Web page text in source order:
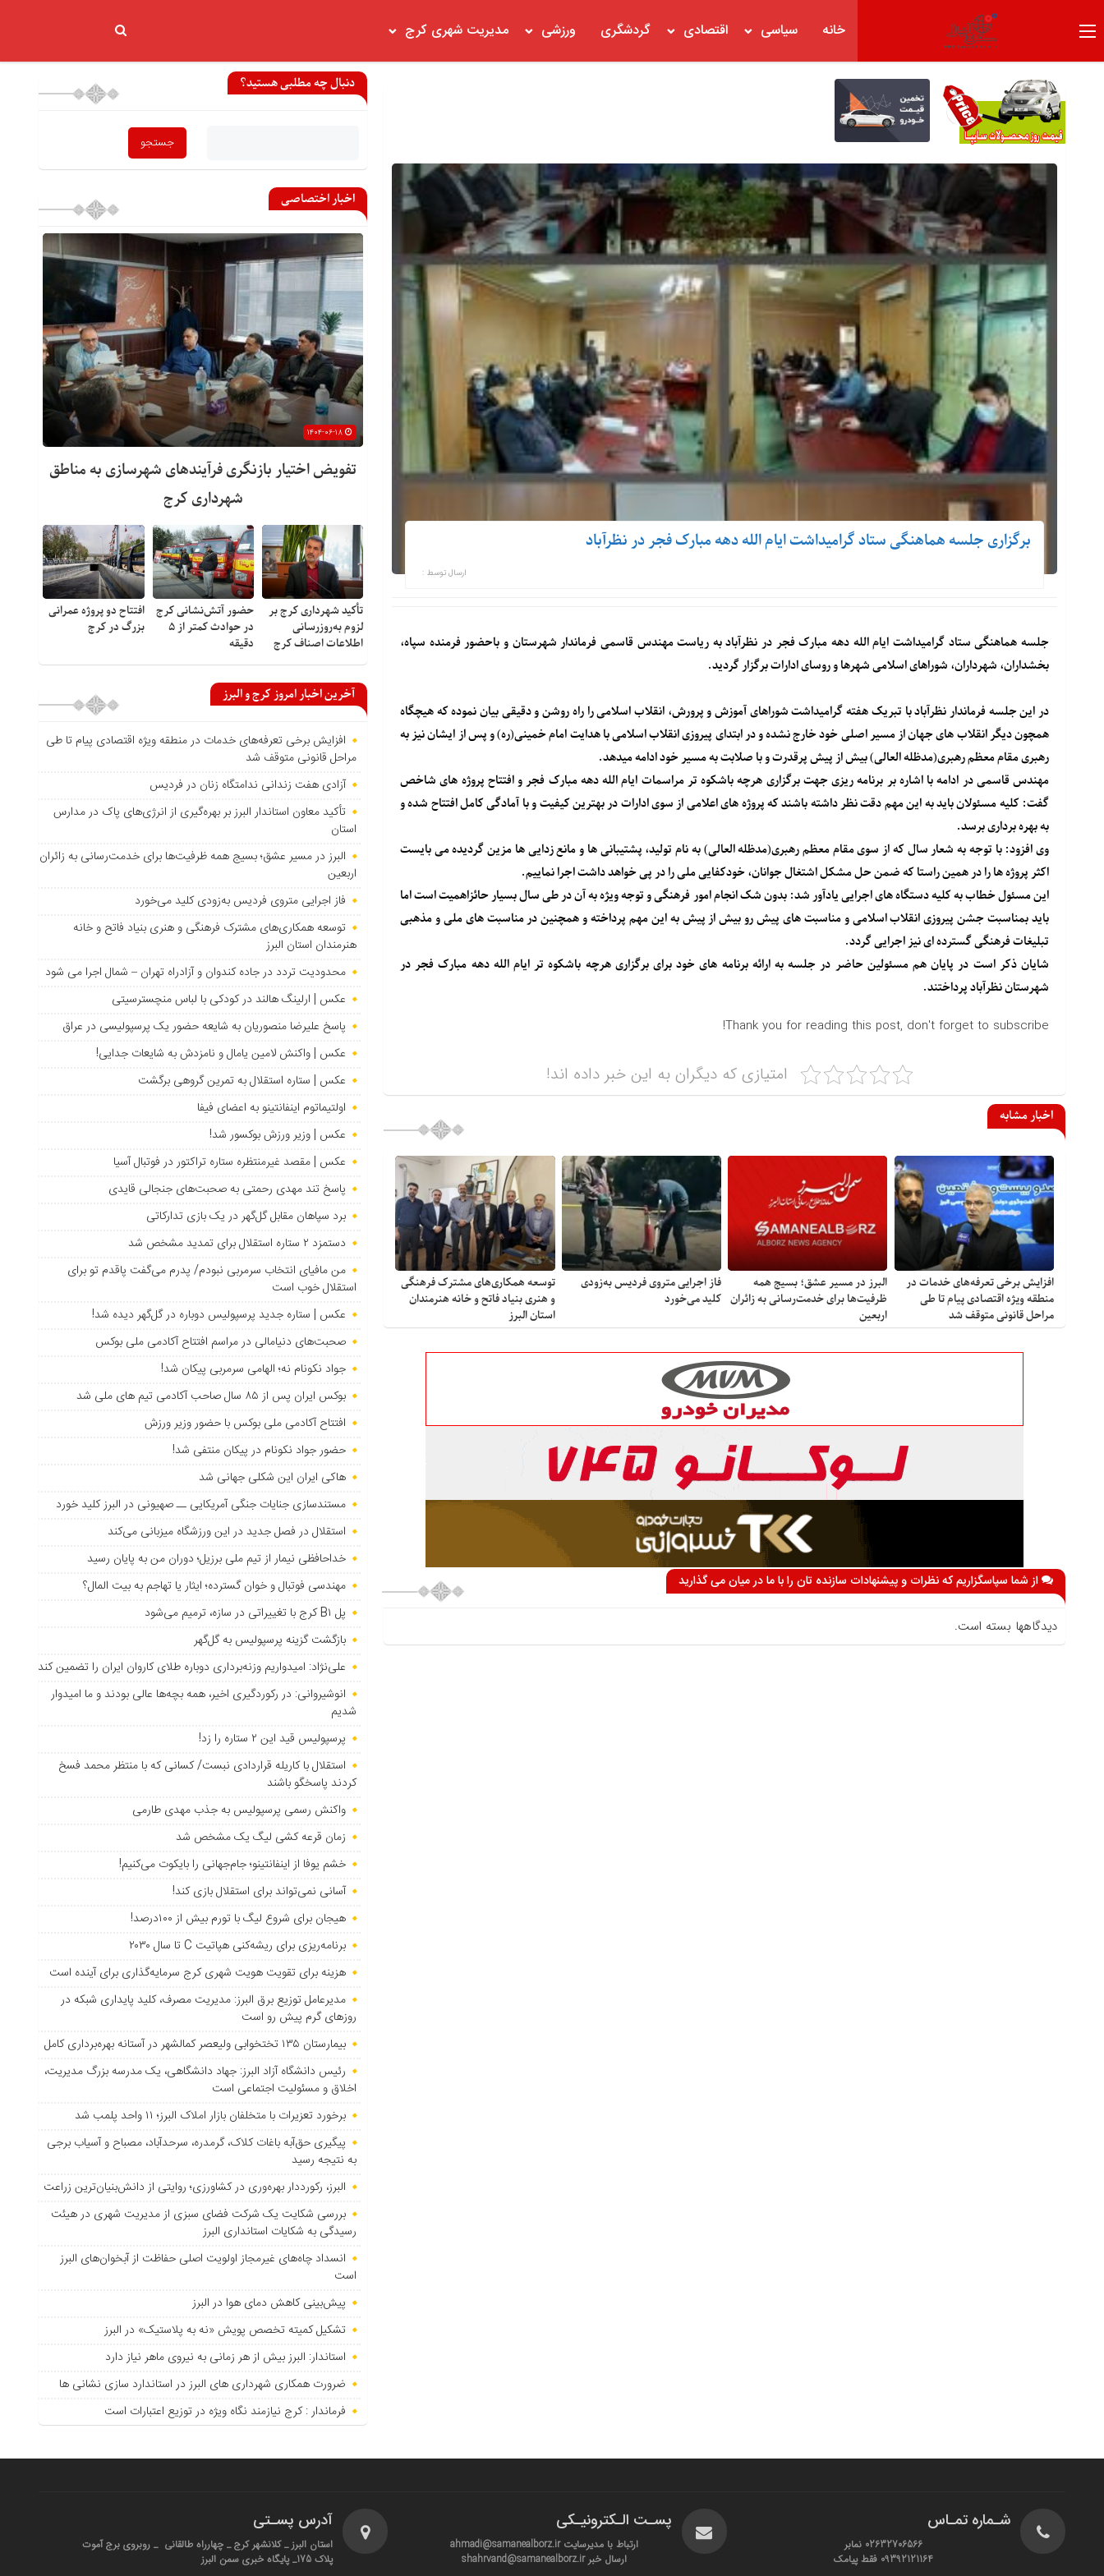
خانه سیاسی اقتصادی گردشگری ورزشی مدیریت شهری کرج
برگزاری جلسه هماهنگی ستاد گرامیداشت ایام الله دهه مبارک فجر در نظرآباد
ارسال توسط :
جلسه هماهنگی ستاد گرامیداشت ایام الله دهه مبارک فجر در نظرآباد به ریاست مهندس قاسمی فرماندار شهرستان و باحضور فرمنده سپاه،
بخشداران، شهرداران، شوراهای اسلامی شهرها و روسای ادارات برگزار گردید.
در این جلسه فرماندار نظرآباد با تبریک هفته گرامیداشت شوراهای آموزش و پرورش، انقلاب اسلامی را راه روشن و دقیقی بیان نموده که هیچگاه
همچون دیگر انقلاب های جهان از مسیر اصلی خود خارج نشده و در ابتدای پیروزی انقلاب اسلامی با هدایت امام خمینی(ره) و پس از ایشان نیز به
رهبری مقام معظم رهبری(مدظله العالی) بیش از پیش پرقدرت و با صلابت به مسیر خود ادامه میدهد.
مهندس قاسمی در ادامه با اشاره بر برنامه ریزی جهت برگزاری هرچه باشکوه تر مراسمات ایام الله دهه مبارک فجر و افتتاح پروژه های شاخص
گفت: کلیه مسئولان باید به این مهم دقت نظر داشته باشند که پروژه های اعلامی از سوی ادارات در بهترین کیفیت و با آمادگی کامل افتتاح شده و
به بهره برداری برسد.
وی افزود: با توجه به شعار سال که از سوی مقام معظم رهبری(مدظله العالی) به نام تولید، پشتیبانی ها و مانع زدایی ها مزین گردیده می بایست
اکثر پروژه ها را در همین راستا که ضمن حل مشکل اشتغال جوانان، خودکفایی ملی را در پی خواهد داشت اجرا نماییم.
این مسئول خطاب به کلیه دستگاه های اجرایی یادآور شد: بدون شک انجام امور فرهنگی و توجه ویژه به آن در طی سال بسیار حائزاهمیت است اما
باید بمناسبت جشن پیروزی انقلاب اسلامی و مناسبت های پیش رو بیش از پیش به این مهم پرداخته و همچنین در مناسبت های ملی و مذهبی
تبلیغات فرهنگی گسترده ای نیز اجرایی گردد.
شایان ذکر است در پایان هم مسئولین حاضر در جلسه به ارائه برنامه های خود برای برگزاری هرچه باشکوه تر ایام الله دهه مبارک فجر در
شهرستان نظرآباد پرداختند.
Thank you for reading this post, don't forget to subscribe!
امتیازی که دیگران به این خبر داده اند!
اخبار مشابه
افزایش برخی تعرفه‌های خدمات در
منطقه ویژه اقتصادی پیام تا طی
مراحل قانونی متوقف شد
البرز در مسیر عشق؛ بسیج همه
ظرفیت‌ها برای خدمت‌رسانی به زائران
اربعین
فاز اجرایی متروی فردیس به‌زودی
کلید می‌خورد
توسعه همکاری‌های مشترک فرهنگی
و هنری بنیاد فاتح و خانه هنرمندان
استان البرز
از شما سپاسگزاریم که نظرات و پیشنهادات سازنده تان را با ما در میان می گذارید
دیدگاهها بسته است.
دنبال چه مطلبی هستید؟
اخبار اختصاصی
تفویض اختیار بازنگری فرآیندهای شهرسازی به مناطق
شهرداری کرج
تأکید شهرداری کرج بر
لزوم به‌روزرسانی
اطلاعات اصناف کرج
حضور آتش‌نشانی کرج
در حوادث کمتر از ۵
دقیقه
افتتاح دو پروژه عمرانی
بزرگ در کرج
آخرین اخبار امروز کرج و البرز
افزایش برخی تعرفه‌های خدمات در منطقه ویژه اقتصادی پیام تا طی
مراحل قانونی متوقف شد
آزادی هفت زندانی ندامتگاه زنان در فردیس
تأکید معاون استاندار البرز بر بهره‌گیری از انرژی‌های پاک در مدارس
استان
البرز در مسیر عشق؛ بسیج همه ظرفیت‌ها برای خدمت‌رسانی به زائران
اربعین
فاز اجرایی متروی فردیس به‌زودی کلید می‌خورد
توسعه همکاری‌های مشترک فرهنگی و هنری بنیاد فاتح و خانه
هنرمندان استان البرز
محدودیت تردد در جاده کندوان و آزادراه تهران – شمال اجرا می شود
عکس | ارلینگ هالند در کودکی با لباس منچسترسیتی
پاسخ علیرضا منصوریان به شایعه حضور یک پرسپولیسی در عراق
عکس | واکنش لامین یامال و نامزدش به شایعات جدایی!
عکس | ستاره استقلال به تمرین گروهی برگشت
اولتیماتوم اینفانتینو به اعضای فیفا
عکس | وزیر ورزش بوکسور شد!
عکس | مقصد غیرمنتظره ستاره تراکتور در فوتبال آسیا
پاسخ تند مهدی رحمتی به صحبت‌های جنجالی قایدی
برد سپاهان مقابل گل‌گهر در یک بازی تدارکاتی
دستمزد ۲ ستاره استقلال برای تمدید مشخص شد
من مافیای انتخاب سرمربی نبودم/ پدرم می‌گفت پاقدم تو برای
استقلال خوب است
عکس | ستاره جدید پرسپولیس دوباره در گل‌گهر دیده شد!
صحبت‌های دنیامالی در مراسم افتتاح آکادمی ملی بوکس
جواد نکونام نه؛ الهامی سرمربی پیکان شد!
بوکس ایران پس از ۸۵ سال صاحب آکادمی تیم های ملی شد
افتتاح آکادمی ملی بوکس با حضور وزیر ورزش
حضور جواد نکونام در پیکان منتفی شد!
هاکی ایران این شکلی جهانی شد
مستندسازی جنایات جنگی آمریکایی ــ صهیونی در البرز کلید خورد
استقلال در فصل جدید در این ورزشگاه میزبانی می‌کند
خداحافظی نیمار از تیم ملی برزیل؛ دوران من به پایان رسید
مهندسی فوتبال و خوان گسترده؛ ایثار یا تهاجم به بیت المال؟
پل B۱ کرج با تغییراتی در سازه، ترمیم می‌شود
بازگشت گزینه پرسپولیس به ‌گل‌گهر
علی‌نژاد: امیدواریم وزنه‌برداری دوباره طلای کاروان ایران را تضمین کند
انوشیروانی: در رکوردگیری اخیر، همه بچه‌ها عالی بودند و ما امیدوار
شدیم
پرسپولیس قید این ۲ ستاره را زد!
استقلال با کاریله قراردادی نبست/ کسانی که با منتظر محمد فسخ
کردند پاسخگو باشند
واکنش رسمی پرسپولیس به جذب مهدی طارمی
زمان قرعه کشی لیگ یک مشخص شد
خشم یوفا از اینفانتینو؛ جام‌جهانی را بایکوت می‌کنیم!
آسانی نمی‌تواند برای استقلال بازی کند!
هیجان برای شروع لیگ با تورم بیش از ۱۰۰درصد!
برنامه‌ریزی برای ریشه‌کنی هپاتیت C تا سال ۲۰۳۰
هزینه برای تقویت هویت شهری کرج سرمایه‌گذاری برای آینده است
مدیرعامل توزیع برق البرز: مدیریت مصرف، کلید پایداری شبکه در
روزهای گرم پیش رو است
بیمارستان ۱۳۵ تختخوابی ولیعصر کمالشهر در آستانه بهره‌برداری کامل
رئیس دانشگاه آزاد البرز: جهاد دانشگاهی، یک مدرسه بزرگ مدیریت،
اخلاق و مسئولیت اجتماعی است
برخورد تعزیرات با متخلفان بازار املاک البرز؛ ۱۱ واحد پلمب شد
پیگیری حق‌آبه باغات کلاک، گرمدره، سرحدآباد، مصباح و آسیاب برجی
به نتیجه رسید
البرز، رکورددار بهره‌وری در کشاورزی؛ روایتی از دانش‌بنیان‌ترین زراعت
بررسی شکایت یک شرکت فضای سبزی از مدیریت شهری در هیئت
رسیدگی به شکایات استانداری البرز
انسداد چاه‌های غیرمجاز اولویت اصلی حفاظت از آبخوان‌های البرز
است
پیش‌بینی کاهش دمای هوا در البرز
تشکیل کمیته تخصص پویش «نه به پلاستیک» در البرز
استاندار: البرز بیش از هر زمانی به نیروی ماهر نیاز دارد
ضرورت همکاری شهرداری های البرز در استاندارد سازی نشانی ها
فرماندار : کرج نیازمند نگاه ویژه در توزیع اعتبارات است
شـماره تمـاس
02632706566 نمابر
09392121164 فقط پیامک
پسـت الـکترونیـکی
ارتباط با مدیرسایت ahmadi@samanealborz.ir
ارسال خبر shahrvand@samanealborz.ir
آدرس پسـتی
استان البرز _ کلانشهر کرج _ چهارراه طالقانی _ روبروی برج آموت
پلاک 175_ پایگاه خبری سمن البرز